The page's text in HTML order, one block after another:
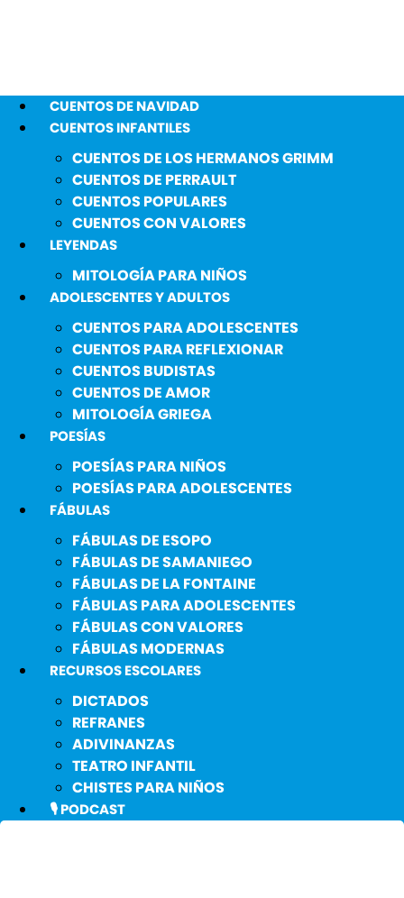
CUENTOS DE NAVIDAD
CUENTOS INFANTILES
CUENTOS DE LOS HERMANOS GRIMM
CUENTOS DE PERRAULT
CUENTOS POPULARES
CUENTOS CON VALORES
LEYENDAS
MITOLOGÍA PARA NIÑOS
ADOLESCENTES Y ADULTOS
CUENTOS PARA ADOLESCENTES
CUENTOS PARA REFLEXIONAR
CUENTOS BUDISTAS
CUENTOS DE AMOR
MITOLOGÍA GRIEGA
POESÍAS
POESÍAS PARA NIÑOS
POESÍAS PARA ADOLESCENTES
FÁBULAS
FÁBULAS DE ESOPO
FÁBULAS DE SAMANIEGO
FÁBULAS DE LA FONTAINE
FÁBULAS PARA ADOLESCENTES
FÁBULAS CON VALORES
FÁBULAS MODERNAS
RECURSOS ESCOLARES
DICTADOS
REFRANES
ADIVINANZAS
TEATRO INFANTIL
CHISTES PARA NIÑOS
🎙️ PODCAST